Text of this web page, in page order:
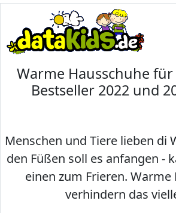
Warme Hausschuhe
Bestseller 2022 und
Menschen und Tiere lieben di
den Füßen soll es anfangen -
einen zum Frieren. Warme
verhindern das